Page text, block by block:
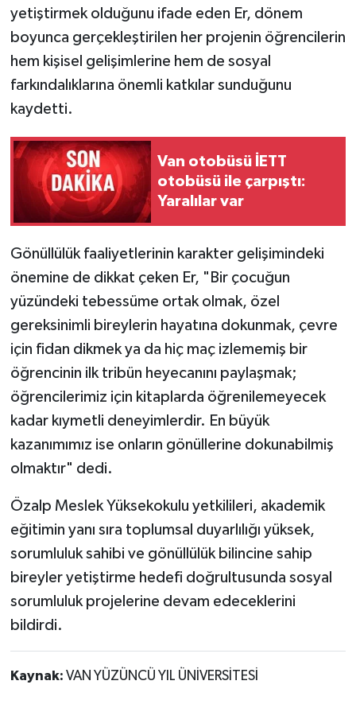
yetiştirmek olduğunu ifade eden Er, dönem
boyunca gerçekleştirilen her projenin öğrencilerin
hem kişisel gelişimlerine hem de sosyal
farkındalıklarına önemli katkılar sunduğunu
kaydetti.
Van otobüsü İETT
otobüsü ile çarpıştı:
Yaralılar var
Gönüllülük faaliyetlerinin karakter gelişimindeki
önemine de dikkat çeken Er, "Bir çocuğun
yüzündeki tebessüme ortak olmak, özel
gereksinimli bireylerin hayatına dokunmak, çevre
için fidan dikmek ya da hiç maç izlememiş bir
öğrencinin ilk tribün heyecanını paylaşmak;
öğrencilerimiz için kitaplarda öğrenilemeyecek
kadar kıymetli deneyimlerdir. En büyük
kazanımımız ise onların gönüllerine dokunabilmiş
olmaktır" dedi.
Özalp Meslek Yüksekokulu yetkilileri, akademik
eğitimin yanı sıra toplumsal duyarlılığı yüksek,
sorumluluk sahibi ve gönüllülük bilincine sahip
bireyler yetiştirme hedefi doğrultusunda sosyal
sorumluluk projelerine devam edeceklerini
bildirdi.
Kaynak: VAN YÜZÜNCÜ YIL ÜNİVERSİTESİ